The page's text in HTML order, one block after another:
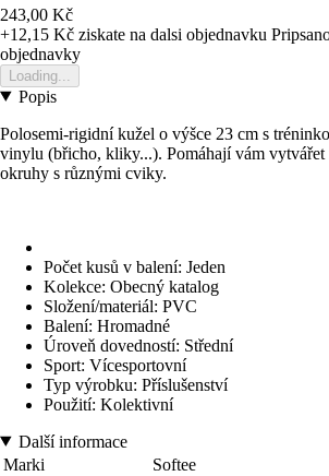
243,00 Kč
+12,15 Kč ziskate na dalsi objednavku
objednavky
Loading...
Popis
Polosemi-rigidní kužel o výšce 23 cm s
vinylu (břicho, kliky...). Pomáhají vám vytvářet
okruhy s různými cviky.
Počet kusů v balení: Jeden
Kolekce: Obecný katalog
Složení/materiál: PVC
Balení: Hromadné
Úroveň dovedností: Střední
Sport: Vícesportovní
Typ výrobku: Příslušenství
Použití: Kolektivní
Další informace
Marki
Softee